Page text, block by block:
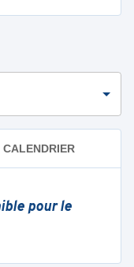
CALENDRIER
pour le